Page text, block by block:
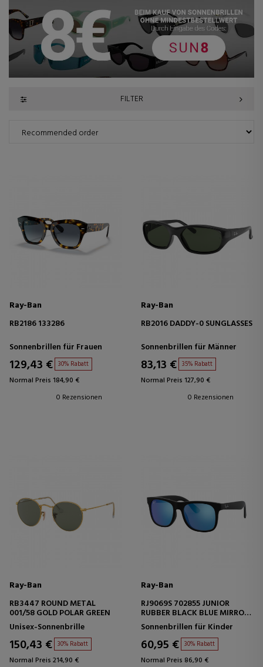
FILTER
Ray-Ban
RB2186 133286
Sonnenbrillen für Frauen
129,43 € 30% Rabatt
Normal Preis 184,90 €
0 Rezensionen
Ray-Ban
RB2016 DADDY-0 SUNGLASSES
Sonnenbrillen für Männer
83,13 € 35% Rabatt
Normal Preis 127,90 €
0 Rezensionen
Ray-Ban
RB3447 ROUND METAL
001/58 GOLD POLAR GREEN
Unisex-Sonnenbrille
150,43 € 30% Rabatt
Normal Preis 214,90 €
Ray-Ban
RJ9069S 702855 JUNIOR
RUBBER BLACK BLUE MIRROR
BLUE
Sonnenbrillen für Kinder
60,95 € 30% Rabatt
Normal Preis 86,90 €